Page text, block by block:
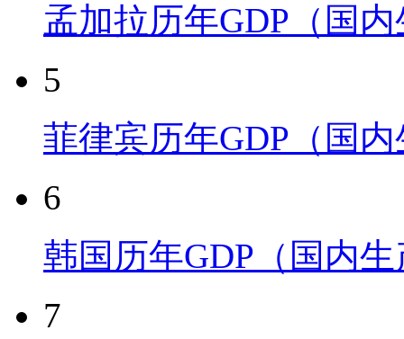
孟加拉历年GDP（国
5
菲律宾历年GDP（国
6
韩国历年GDP（国内
7